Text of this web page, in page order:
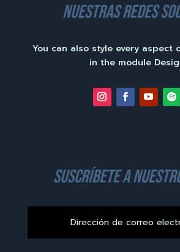
nuestras redes
You can also style every aspect
in the module
suscríbete a